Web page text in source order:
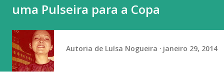
uma Pulseira para a Copa
Autoria de Luísa Nogueira janeiro 29, 2014